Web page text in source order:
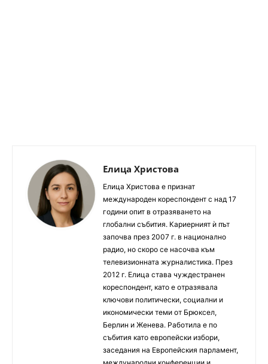
Елица Христова
Елица Христова е признат
международен кореспондент с над 17
години опит в отразяването на
глобални събития. Кариерният ѝ път
започва през 2007 г. в национално
радио, но скоро се насочва към
телевизионната журналистика. През
2012 г. Елица става чуждестранен
кореспондент, като е отразявала
ключови политически, социални и
икономически теми от Брюксел,
Берлин и Женева. Работила е по
събития като европейски избори,
заседания на Европейския парламент,